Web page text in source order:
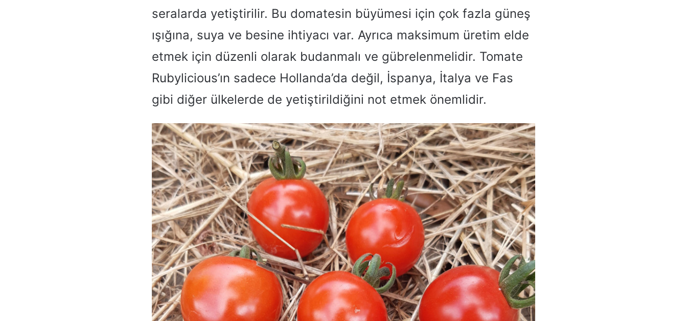
seralarda yetiştirilir. Bu domatesin büyümesi için çok fazla güneş
ışığına, suya ve besine ihtiyacı var. Ayrıca maksimum üretim elde
etmek için düzenli olarak budanmalı ve gübrelenmelidir. Tomate
Rubylicious’ın sadece Hollanda’da değil, İspanya, İtalya ve Fas
gibi diğer ülkelerde de yetiştirildiğini not etmek önemlidir.